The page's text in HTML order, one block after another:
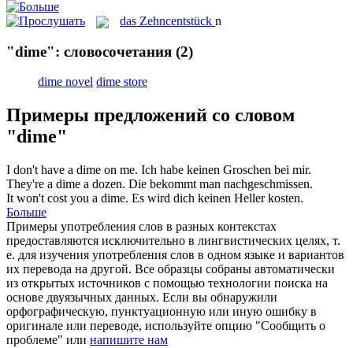
das Zehncentstück n
"dime": словосочетания (2)
dime novel dime store
Примеры предложений со словом
"dime"
I don't have a dime on me. Ich habe keinen Groschen bei mir.
They're a dime a dozen. Die bekommt man nachgeschmissen.
It won't cost you a dime. Es wird dich keinen Heller kosten.
Больше
Примеры употребления слов в разных контекстах
предоставляются исключительно в лингвистических целях, т.
е. для изучения употребления слов в одном языке и вариантов
их перевода на другой. Все образцы собраны автоматически
из открытых источников с помощью технологии поиска на
основе двуязычных данных. Если вы обнаружили
орфографическую, пунктуационную или иную ошибку в
оригинале или переводе, используйте опцию "Сообщить о
проблеме" или напишите нам